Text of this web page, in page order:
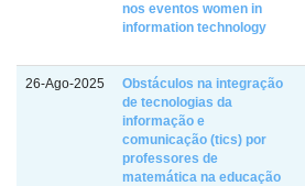
nos eventos women in
information technology
26-Ago-2025
Obstáculos na integração
de tecnologias da
informação e
comunicação (tics) por
professores de
matemática na educação